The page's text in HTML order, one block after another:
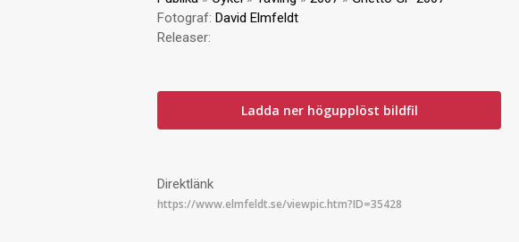
Fotograf:David Elmfeldt
Releaser:
Ladda ner högupplöst bildfil
Direktlänk